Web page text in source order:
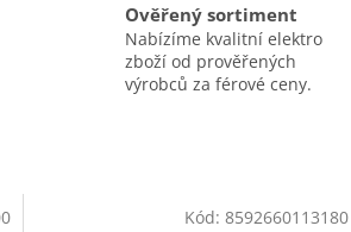
Ověřený sortiment
Nabízíme kvalitní elektro
zboží od prověřených
výrobců za férové ceny.
Kód: 8592660113180